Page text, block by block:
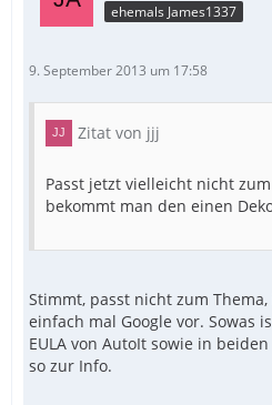
ehemals James1337
9. September 2013 um 17:58
Zitat von jjj
Passt jetzt vielleicht nicht
bekommt man den einen
Stimmt, passt nicht zum
einfach mal Google vor. Sowas
EULA von AutoIt sowie in
so zur Info.